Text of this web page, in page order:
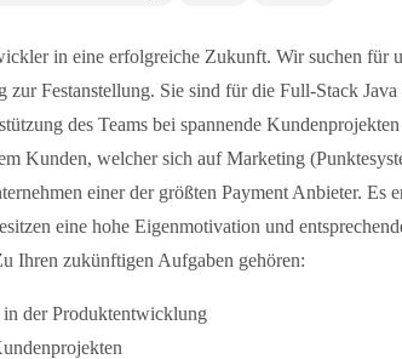
in eine erfolgreiche Zukunft. Wir suchen für
Festanstellung. Sie sind für die Full-Stack
des Teams bei spannende
Kunden, welcher sich auf Marketing
einer der größten Payment Anbieter.
eine hohe Eigenmotivation und
Ihren zukünftigen Aufgaben gehören:
der Produktentwicklung